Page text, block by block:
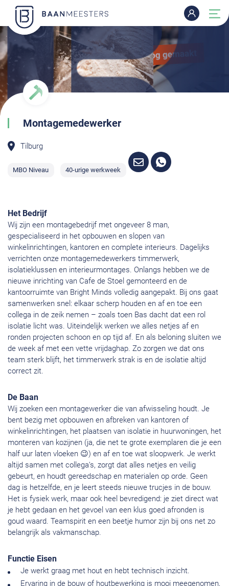
Montagemedewerker
Tilburg
MBO Niveau 40-urige werkweek
Het Bedrijf
Wij zijn een montagebedrijf met ongeveer 8 man,
gespecialiseerd in het opbouwen en slopen van
winkelinrichtingen, kantoren en complete interieurs. Dagelijks
verrichten onze montagemedewerkers timmerwerk,
isolatieklussen en interieurmontages. Onlangs hebben we de
nieuwe inrichting van Cafe de Stoel gemonteerd en de
kantoorruimte van Bright Minds volledig aangepakt. Bij ons gaat
samenwerken snel: elkaar scherp houden en af en toe een
collega in de zeik nemen – zoals toen Bas dacht dat een rol
isolatie licht was. Uiteindelijk werken we alles netjes af en
ronden projecten schoon en op tijd af. En als beloning sluiten we
de week af met een vette vrijdaghap. Zo zorgen we dat ons
team sterk blijft, het timmerwerk strak is en de isolatie altijd
correct zit.
De Baan
Wij zoeken een montagewerker die van afwisseling houdt. Je
bent bezig met opbouwen en afbreken van kantoren of
winkelinrichtingen, het plaatsen van isolatie in huurwoningen, het
monteren van kozijnen (ja, die net te grote exemplaren die je een
half uur laten vloeken 😉) en af en toe wat sloopwerk. Je werkt
altijd samen met collega’s, zorgt dat alles netjes en veilig
gebeurt, en houdt gereedschap en materialen op orde. Geen
dag is hetzelfde, en je leert steeds nieuwe trucjes in de bouw.
Het is fysiek werk, maar ook heel bevredigend: je ziet direct wat
je hebt gedaan en het gevoel van een klus goed afronden is
goud waard. Teamspirit en een beetje humor zijn bij ons net zo
belangrijk als vakmanschap.
Functie Eisen
Je werkt graag met hout en hebt technisch inzicht.
Ervaring in de bouw of houtbewerking is mooi meegenomen,